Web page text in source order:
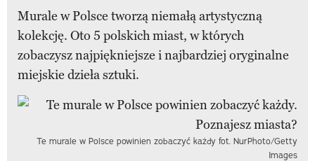
Murale w Polsce tworzą niemałą artystyczną
kolekcję. Oto 5 polskich miast, w których
zobaczysz najpiękniejsze i najbardziej oryginalne
miejskie dzieła sztuki.
Te murale w Polsce powinien zobaczyć każdy fot. NurPhoto/Getty
Images